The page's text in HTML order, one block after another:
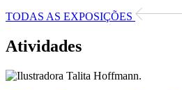
TODAS AS EXPOSIÇÕES
Atividades